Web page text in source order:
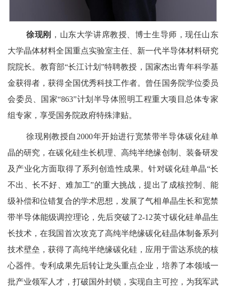
徐现刚
，山东大学讲席教授、博士生导师，现任山东
大学晶体材料全国重点实验室主任、新一代半导体材料研究
院院长。教育部“长江计划”特聘教授，国家杰出青年科学基
金获得者，获得全国优秀科技工作者。曾任国务院学位委员
会委员、国家“863”计划半导体照明工程重大项目总体专家
组专家，享受国务院政府特殊津贴。
徐现刚教授自2000年开始进行宽禁带半导体碳化硅单
晶的研究，在碳化硅生长机理、高纯半绝缘创制、装备研发
及产业化方面取得了系列创造性成果。针对碳化硅单晶“长
不出、长不好、难加工”的重大挑战，提出了成核控制、能
级补偿和位错复合的学术思想，发展了气相单晶生长和宽禁
带半导体能级调控理论，先后突破了2-12英寸碳化硅单晶生
长技术，在我国首次攻克了高纯半绝缘碳化硅晶体制备系列
技术壁垒，获得了高纯半绝缘碳化硅，应用于雷达系统的核
心器件。专利成果先后转让龙头重点企业，培养了本领域一
批产业领军人才，打破国外封锁，实现自主可控，为我军武